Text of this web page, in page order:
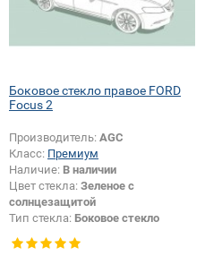
Боковое стекло правое FORD
Focus 2
Производитель: AGC
Класс: Премиум
Наличие: В наличии
Цвет стекла: Зеленое с
солнцезащитой
Тип стекла: Боковое стекло